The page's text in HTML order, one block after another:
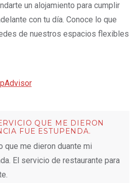
un alojamiento para cumplir
con tu día. Conoce lo que
de nuestros espacios flexibles
Opens in a new tab.
QUE ME DIERON
FUE ESTUPENDA.
que me dieron duante mi
El servicio de restaurante para